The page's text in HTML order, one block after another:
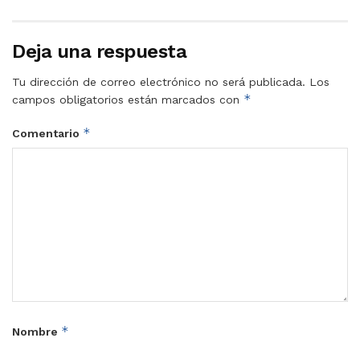
Deja una respuesta
Tu dirección de correo electrónico no será publicada. Los
campos obligatorios están marcados con *
Comentario *
Nombre *